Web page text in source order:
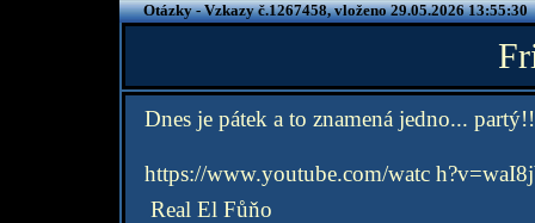
Otázky - Vzkazy č.1267458, vloženo 29.05.2026 13:55:30
Dnes je pátek a to znamená jedno...
https://www.youtube.com/watc
Real El Fůňo